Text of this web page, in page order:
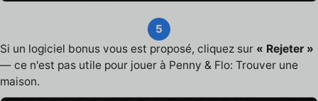
5
Si un logiciel bonus vous est proposé, cliquez sur « Rejeter »
— ce n'est pas utile pour jouer à Penny & Flo: Trouver une
maison.